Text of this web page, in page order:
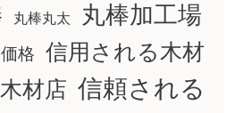
丸棒丸太 丸棒加工場
価格
信用される木材
材店 信頼される